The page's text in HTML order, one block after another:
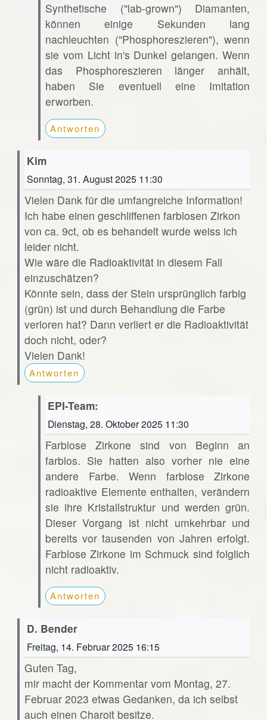
Synthetische ("lab-grown") Diamanten,
können einige Sekunden lang
nachleuchten ("Phosphoreszieren"), wenn
sie vom Licht in's Dunkel gelangen. Wenn
das Phosphoreszieren länger anhält,
haben Sie eventuell eine Imitation
erworben.
Antworten
Kim
Sonntag, 31. August 2025 11:30
Vielen Dank für die umfangreiche Information!
Ich habe einen geschliffenen farblosen Zirkon
von ca. 9ct, ob es behandelt wurde weiss ich
leider nicht.
Wie wäre die Radioaktivität in diesem Fall
einzuschätzen?
Könnte sein, dass der Stein ursprünglich farbig
(grün) ist und durch Behandlung die Farbe
verloren hat? Dann verliert er die Radioaktivität
doch nicht, oder?
Vielen Dank!
Antworten
EPI-Team:
Dienstag, 28. Oktober 2025 11:30
Farblose Zirkone sind von Beginn an
farblos. Sie hatten also vorher nie eine
andere Farbe. Wenn farblose Zirkone
radioaktive Elemente enthalten, verändern
sie ihre Kristallstruktur und werden grün.
Dieser Vorgang ist nicht umkehrbar und
bereits vor tausenden von Jahren erfolgt.
Farblose Zirkone im Schmuck sind folglich
nicht radioaktiv.
Antworten
D. Bender
Freitag, 14. Februar 2025 16:15
Guten Tag,
mir macht der Kommentar vom Montag, 27.
Februar 2023 etwas Gedanken, da ich selbst
auch einen Charoit besitze.